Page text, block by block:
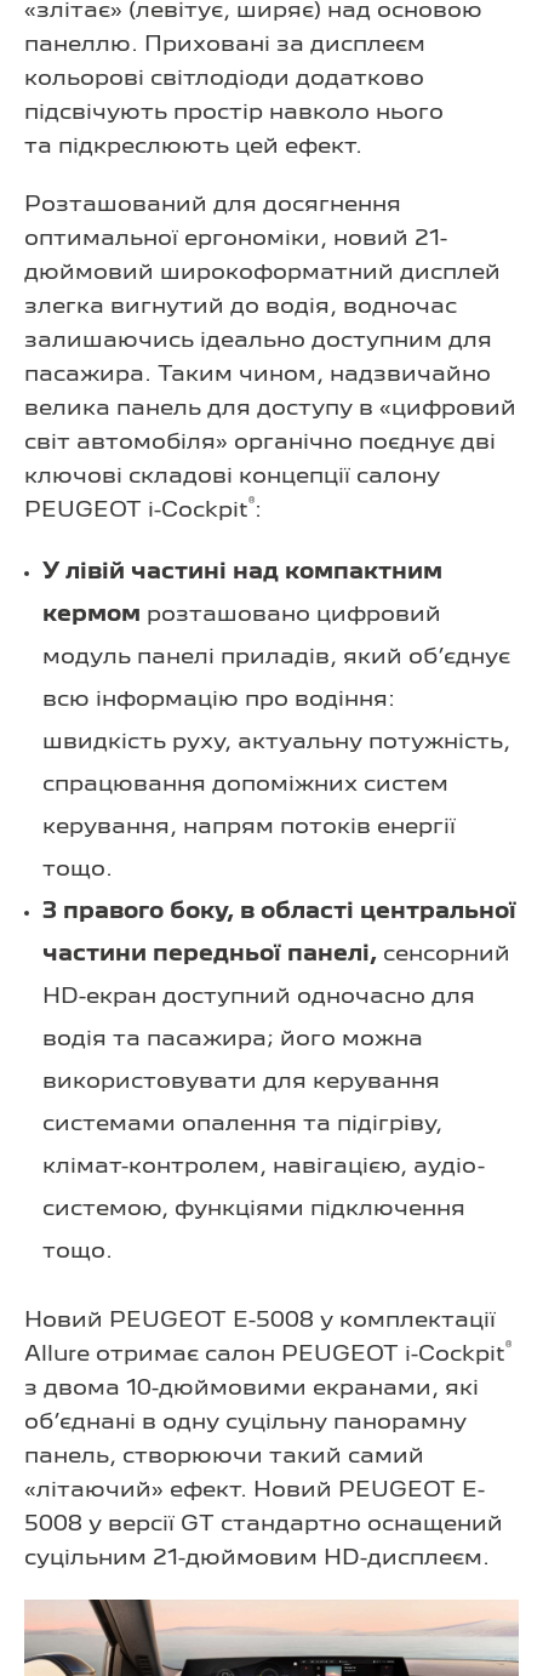
«злітає» (левітує, ширяє) над основою
панеллю. Приховані за дисплеєм
кольорові світлодіоди додатково
підсвічують простір навколо нього
та підкреслюють цей ефект.
Розташований для досягнення
оптимальної ергономіки, новий 21-
дюймовий широкоформатний дисплей
злегка вигнутий до водія, водночас
залишаючись ідеально доступним для
пасажира. Таким чином, надзвичайно
велика панель для доступу в «цифровий
світ автомобіля» органічно поєднує дві
ключові складові концепції салону
PEUGEOT i-Cockpit®:
У лівій частині над компактним
кермом розташовано цифровий
модуль панелі приладів, який об’єднує
всю інформацію про водіння:
швидкість руху, актуальну потужність,
спрацювання допоміжних систем
керування, напрям потоків енергії
тощо.
З правого боку, в області центральної
частини передньої панелі, сенсорний
HD-екран доступний одночасно для
водія та пасажира; його можна
використовувати для керування
системами опалення та підігріву,
клімат-контролем, навігацією, аудіо-
системою, функціями підключення
тощо.
Новий PEUGEOT E-5008 у комплектації
Allure отримає салон PEUGEOT i-Cockpit®
з двома 10-дюймовими екранами, які
об’єднані в одну суцільну панорамну
панель, створюючи такий самий
«літаючий» ефект. Новий PEUGEOT E-
5008 у версії GT стандартно оснащений
суцільним 21-дюймовим HD-дисплеєм.